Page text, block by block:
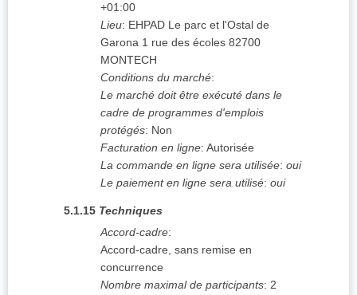
+01:00
Lieu: EHPAD Le parc et l'Ostal de
Garona 1 rue des écoles 82700
MONTECH
Conditions du marché:
Le marché doit être exécuté dans le
cadre de programmes d'emplois
protégés: Non
Facturation en ligne: Autorisée
La commande en ligne sera utilisée: oui
Le paiement en ligne sera utilisé: oui
5.1.15 Techniques
Accord-cadre:
Accord-cadre, sans remise en
concurrence
Nombre maximal de participants: 2